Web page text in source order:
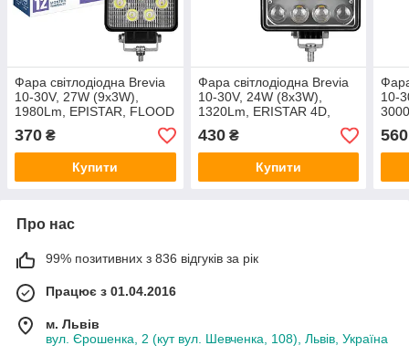
Фара світлодіодна Brevia
10-30V, 27W (9x3W),
1980Lm, EPISTAR, FLOOD
370 ₴
Купити
Фара світлодіодна Brevia
10-30V, 24W (8x3W),
1320Lm, ERISTAR 4D,
430₴
Купити
10-
560
Про нас
99% позитивних з 836 відгуків за рік
Працює з 01.04.2016
м. Львів
вул. Єрошенка, 2 (кут вул. Шевченка, 108), Львів, Україна